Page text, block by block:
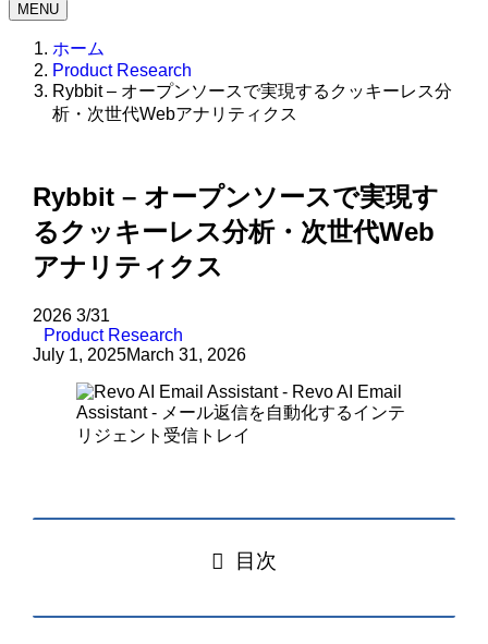
MENU
ホーム
Product Research
Rybbit – オープンソースで実現するクッキーレス分
析・次世代Webアナリティクス
Rybbit – オープンソースで実現す
るクッキーレス分析・次世代Web
アナリティクス
2026 3/31
Product Research
July 1, 2025March 31, 2026
目次